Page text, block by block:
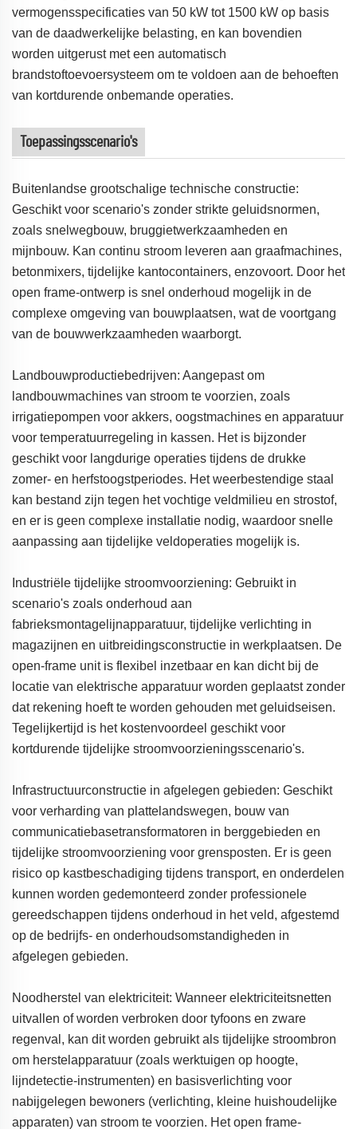
vermogensspecificaties van 50 kW tot 1500 kW op basis
van de daadwerkelijke belasting, en kan bovendien
worden uitgerust met een automatisch
brandstoftoevoersysteem om te voldoen aan de behoeften
van kortdurende onbemande operaties.
Toepassingsscenario's
Buitenlandse grootschalige technische constructie:
Geschikt voor scenario's zonder strikte geluidsnormen,
zoals snelwegbouw, bruggietwerkzaamheden en
mijnbouw. Kan continu stroom leveren aan graafmachines,
betonmixers, tijdelijke kantocontainers, enzovoort. Door het
open frame-ontwerp is snel onderhoud mogelijk in de
complexe omgeving van bouwplaatsen, wat de voortgang
van de bouwwerkzaamheden waarborgt.
Landbouwproductiebedrijven: Aangepast om
landbouwmachines van stroom te voorzien, zoals
irrigatiepompen voor akkers, oogstmachines en apparatuur
voor temperatuurregeling in kassen. Het is bijzonder
geschikt voor langdurige operaties tijdens de drukke
zomer- en herfstoogstperiodes. Het weerbestendige staal
kan bestand zijn tegen het vochtige veldmilieu en strostof,
en er is geen complexe installatie nodig, waardoor snelle
aanpassing aan tijdelijke veldoperaties mogelijk is.
Industriële tijdelijke stroomvoorziening: Gebruikt in
scenario's zoals onderhoud aan
fabrieksmontagelijnapparatuur, tijdelijke verlichting in
magazijnen en uitbreidingsconstructie in werkplaatsen. De
open-frame unit is flexibel inzetbaar en kan dicht bij de
locatie van elektrische apparatuur worden geplaatst zonder
dat rekening hoeft te worden gehouden met geluidseisen.
Tegelijkertijd is het kostenvoordeel geschikt voor
kortdurende tijdelijke stroomvoorzieningsscenario's.
Infrastructuurconstructie in afgelegen gebieden: Geschikt
voor verharding van plattelandswegen, bouw van
communicatiebasetransformatoren in berggebieden en
tijdelijke stroomvoorziening voor grensposten. Er is geen
risico op kastbeschadiging tijdens transport, en onderdelen
kunnen worden gedemonteerd zonder professionele
gereedschappen tijdens onderhoud in het veld, afgestemd
op de bedrijfs- en onderhoudsomstandigheden in
afgelegen gebieden.
Noodherstel van elektriciteit: Wanneer elektriciteitsnetten
uitvallen of worden verbroken door tyfoons en zware
regenval, kan dit worden gebruikt als tijdelijke stroombron
om herstelapparatuur (zoals werktuigen op hoogte,
lijndetectie-instrumenten) en basisverlichting voor
nabijgelegen bewoners (verlichting, kleine huishoudelijke
apparaten) van stroom te voorzien. Het open frame-